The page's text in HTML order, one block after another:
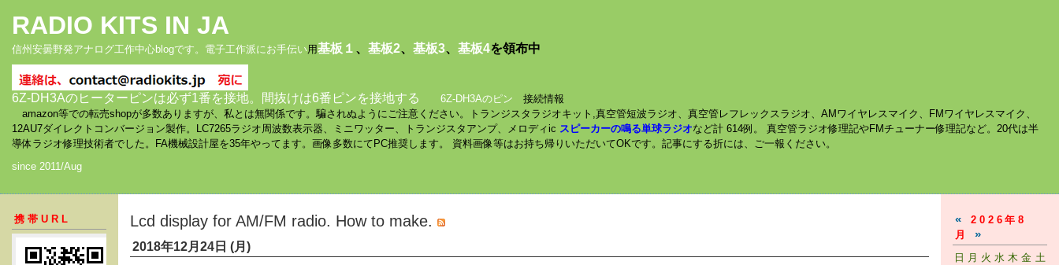
RADIO KITS IN JA
信州安曇野発アナログ工作中心blogです。電子工作派にお手伝い用基板１ 、 基板2、 基板3、 基板4を領布中
6Z-DH3Aのヒーターピンは必ず1番を接地。間抜けは6番ピンを接地する 6Z-DH3Aのピン 接続情報
amazon等での転売shopが多数ありますが、私とは無関係です。騙されぬようにご注意ください。トランジスタラジオキット,真空管短波ラジオ、真空管レフレックスラジオ、AMワイヤレスマイク、FMワイヤレスマイク、
12AU7ダイレクトコンバージョン製作。LC7265ラジオ周波数表示器、ミニワッター、トランジスタアンプ、メロディic スピーカーの鳴る単球ラジオなど計 614例。 真空管ラジオ修理記やFMチューナー修理記など。20代は半
導体ラジオ修理技術者でした。FA機械設計屋を35年やってます。画像多数にてPC推奨します。 資料画像等はお持ち帰りいただいてOKです。記事にする折には、ご一報ください。
since 2011/Aug
携帯URL Lcd display for AM/FM radio. How to make.
2018年12月24日 (月)
« 2026年8
月
»
日 月 火 水 木 金 土